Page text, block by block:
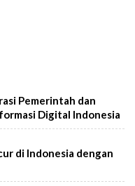
Pemerintah dan
Digital Indonesia
di Indonesia dengan